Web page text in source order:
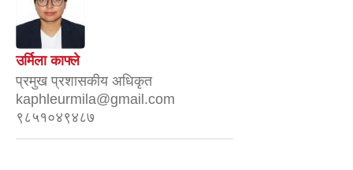
उर्मिला काफ्ले
प्रमुख प्रशासकीय अधिकृत
kaphleurmila@gmail.com
९८५१०४९४८७